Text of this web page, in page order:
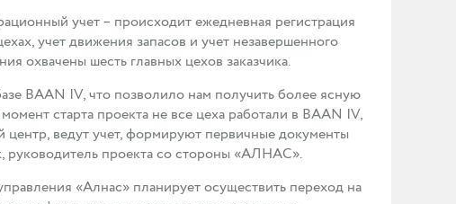
учет – происходит ежедневная регистрация
учет движения запасов и учет незавершенного
охвачены шесть главных цехов заказчика.
BAAN IV, что позволило нам получить более ясную
старта проекта не все цеха работали в BAAN IV,
ведут учет, формируют первичные документы
руководитель проекта со стороны «АЛНАС».
«Алнас» планирует осуществить переход на